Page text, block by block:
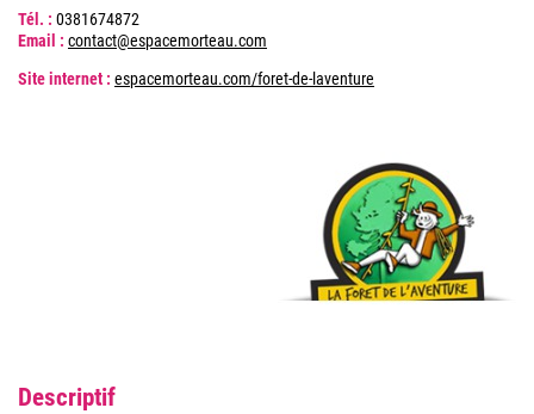
Tél. : 0381674872
Email : contact@espacemorteau.com
Site internet : espacemorteau.com/foret-de-laventure
Descriptif